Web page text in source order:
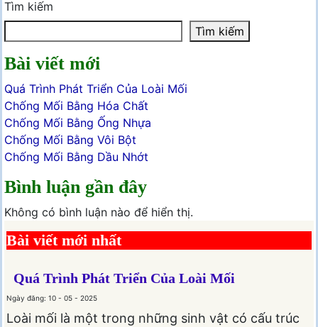
Tìm kiếm
Tìm kiếm
Bài viết mới
Quá Trình Phát Triển Của Loài Mối
Chống Mối Bằng Hóa Chất
Chống Mối Bằng Ống Nhựa
Chống Mối Bằng Vôi Bột
Chống Mối Bằng Dầu Nhớt
Bình luận gần đây
Không có bình luận nào để hiển thị.
Bài viết mới nhất
Quá Trình Phát Triển Của Loài Mối
Ngày đăng: 10 - 05 - 2025
Loài mối là một trong những sinh vật có cấu trúc